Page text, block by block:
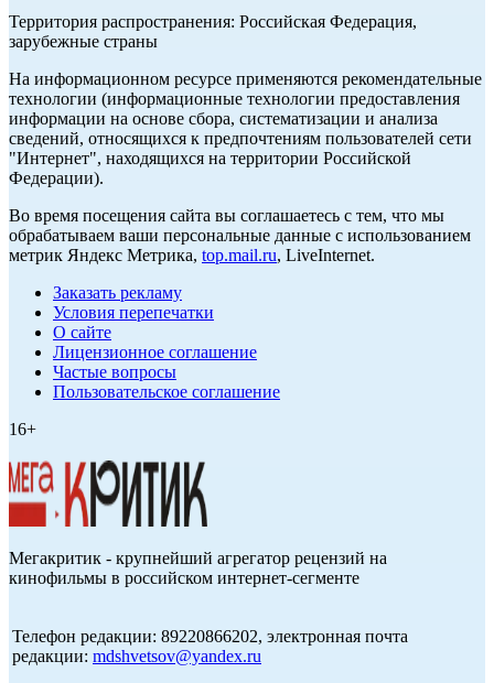
Территория распространения: Российская Федерация,
зарубежные страны
На информационном ресурсе применяются рекомендательные
технологии (информационные технологии предоставления
информации на основе сбора, систематизации и анализа
сведений, относящихся к предпочтениям пользователей сети
"Интернет", находящихся на территории Российской
Федерации).
Во время посещения сайта вы соглашаетесь с тем, что мы
обрабатываем ваши персональные данные с использованием
метрик Яндекс Метрика, top.mail.ru, LiveInternet.
Заказать рекламу
Условия перепечатки
О сайте
Лицензионное соглашение
Частые вопросы
Пользовательское соглашение
16+
Мегакритик - крупнейший агрегатор рецензий на
кинофильмы в российском интернет-сегменте
Телефон редакции: 89220866202, электронная почта
редакции: mdshvetsov@yandex.ru